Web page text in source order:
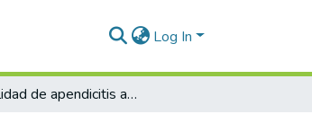
Log In
Morbilidad de apendicitis aguda en pacientes menores de 15 años atendidos en el Hospital Nacional Sergio E. Bernales-Lima en el período de enero del 2003 a diciembre del 2005